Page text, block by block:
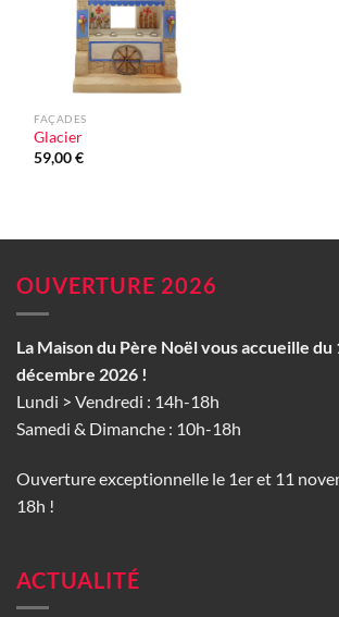
FAÇADES
Glacier
59,00€
OUVERTURE 2026
La Maison du Père Noël vous accueille
décembre 2026 !
Lundi > Vendredi : 14h-18h
Samedi & Dimanche : 10h-18h
Ouverture exceptionnelle le 1er et 11
18h !
ACTUALITÉ